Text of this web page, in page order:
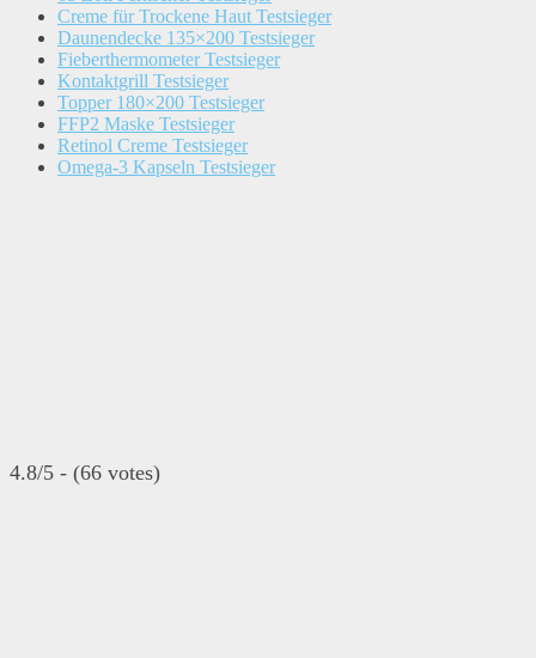
Creme für Trockene Haut Testsieger
Daunendecke 135×200 Testsieger
Fieberthermometer Testsieger
Kontaktgrill Testsieger
Topper 180×200 Testsieger
FFP2 Maske Testsieger
Retinol Creme Testsieger
Omega-3 Kapseln Testsieger
4.8/5 - (66 votes)